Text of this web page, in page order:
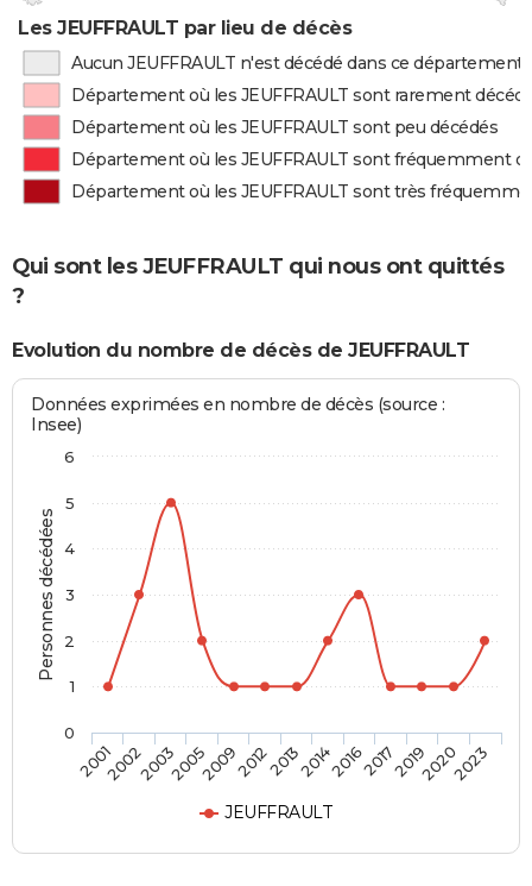
Les JEUFFRAULT par lieu de décès
Aucun JEUFFRAULT n'est décédé dans ce département
Département où les JEUFFRAULT sont rarement
Département où les JEUFFRAULT sont peu décédés
Département où les JEUFFRAULT sont fréquemment
Département où les JEUFFRAULT sont très
Qui sont les JEUFFRAULT qui nous ont quittés
?
Evolution du nombre de décès de JEUFFRAULT
Personnes décédées
Données exprimées en nombre de décès (source :
Insee)
JEUFFRAULT
2001200220032005200920122013201420162017201920202023
0
1
2
3
4
5
6